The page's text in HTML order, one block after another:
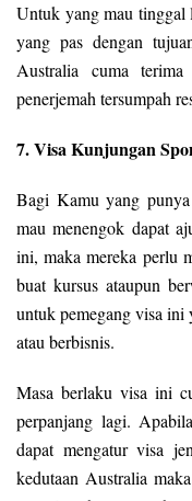
Untuk yang mau tinggal
yang pas dengan
Australia cuma
penerjemah tersumpah
7. Visa Kunjungan
Bagi Kamu yang
mau menengok dapat
ini, maka mereka perlu
buat kursus ataupun
untuk pemegang visa ini
atau berbisnis.
Masa berlaku visa ini
perpanjang lagi.
dapat mengatur visa
kedutaan Australia